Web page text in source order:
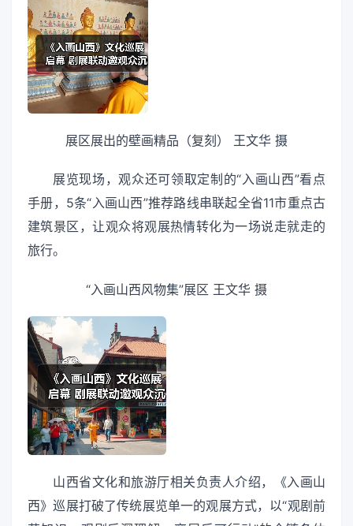
展区展出的壁画精品（复刻） 王文华 摄
展览现场，观众还可领取定制的“入画山西”看点
手册，5条“入画山西”推荐路线串联起全省11市重点古
建筑景区，让观众将观展热情转化为一场说走就走的
旅行。
“入画山西风物集”展区 王文华 摄
山西省文化和旅游厅相关负责人介绍，《入画山
西》巡展打破了传统展览单一的观展方式，以“观剧前